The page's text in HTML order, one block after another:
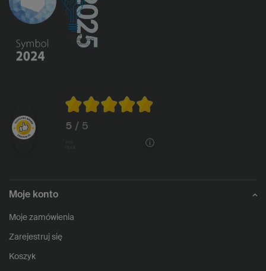
5 / 5
Moje konto
Moje zamówienia
Zarejestruj się
Koszyk